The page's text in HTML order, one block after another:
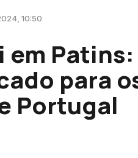
10:50
em
para
Portugal